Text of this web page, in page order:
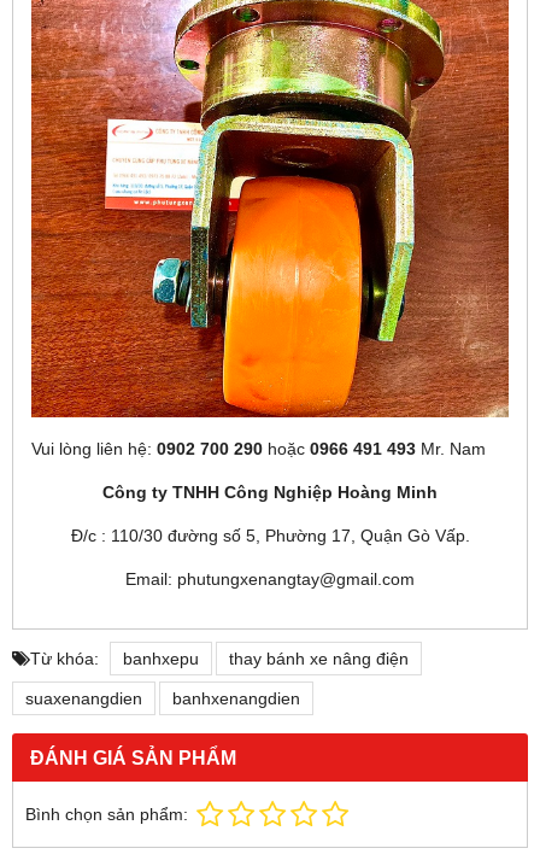
Vui lòng liên hệ: 0902 700 290 hoặc 0966 491 493 Mr. Nam
Công ty TNHH Công Nghiệp Hoàng Minh
Đ/c : 110/30 đường số 5, Phường 17, Quận Gò Vấp.
Email: phutungxenangtay@gmail.com
Từ khóa: banhxepu thay bánh xe nâng điện
suaxenangdien banhxenangdien
ĐÁNH GIÁ SẢN PHẨM
Bình chọn sản phẩm: